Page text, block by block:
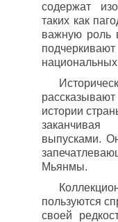
содержат
таких как
важную роль
истории
выпусками.
Мьянмы.
пользуются
своей